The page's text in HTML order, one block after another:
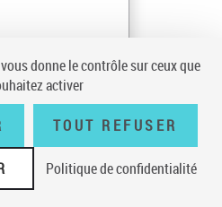
10
résultats/page
| A propos | Plan du site |
Écrire à la
| V 23.1.0
donne le contrôle sur ceux que
activer
TOUT REFUSER
Politique de confidentialité